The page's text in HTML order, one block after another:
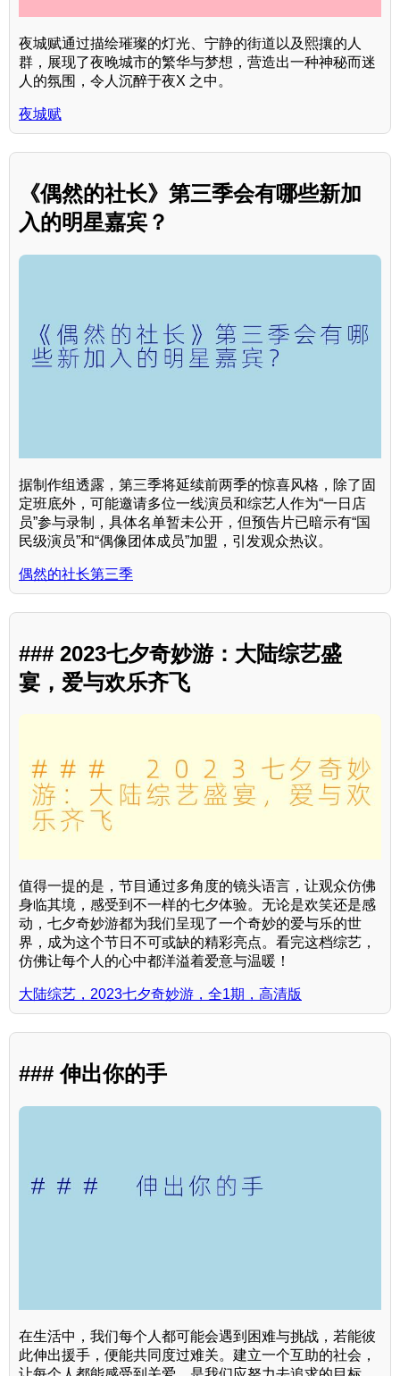
夜城赋通过描绘璀璨的灯光、宁静的街道以及熙攘的人
群，展现了夜晚城市的繁华与梦想，营造出一种神秘而迷
人的氛围，令人沉醉于夜X 之中。
夜城赋
《偶然的社长》第三季会有哪些新加
入的明星嘉宾？
据制作组透露，第三季将延续前两季的惊喜风格，除了固
定班底外，可能邀请多位一线演员和综艺人作为“一日店
员”参与录制，具体名单暂未公开，但预告片已暗示有“国
民级演员”和“偶像团体成员”加盟，引发观众热议。
偶然的社长第三季
### 2023七夕奇妙游：大陆综艺盛
宴，爱与欢乐齐飞
值得一提的是，节目通过多角度的镜头语言，让观众仿佛
身临其境，感受到不一样的七夕体验。无论是欢笑还是感
动，七夕奇妙游都为我们呈现了一个奇妙的爱与乐的世
界，成为这个节日不可或缺的精彩亮点。看完这档综艺，
仿佛让每个人的心中都洋溢着爱意与温暖！
大陆综艺，2023七夕奇妙游，全1期，高清版
### 伸出你的手
在生活中，我们每个人都可能会遇到困难与挑战，若能彼
此伸出援手，便能共同度过难关。建立一个互助的社会，